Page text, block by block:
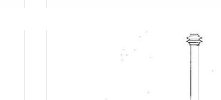
MBT Het Locomobieltje - freelance model
- Bouwtekening Schaal 1 : 1 (40.10.006)
TOEVOEGEN AAN WINKELWAGEN